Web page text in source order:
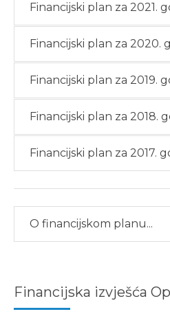
Financijski plan za 2021.
Financijski plan za 2020.
Financijski plan za 2019.
Financijski plan za 2018.
Financijski plan za 2017.
O financijskom planu...
Financijska izvješća